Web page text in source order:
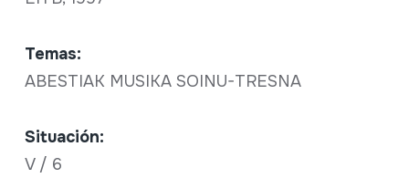
Temas:
ABESTIAK MUSIKA SOINU-TRESNA
Situación:
V / 6